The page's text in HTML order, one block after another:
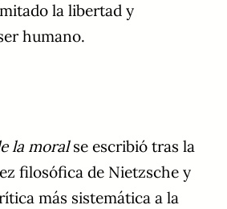
la libertad y
humano.
la moralse escribió tras la
filosófica de Nietzsche y
más sistemática a la